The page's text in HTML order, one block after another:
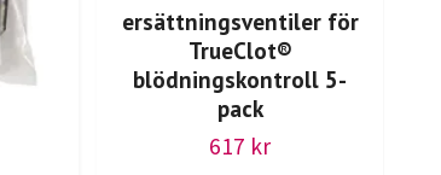
ersättningsventiler för
TrueClot®
blödningskontroll 5-
pack
617 kr